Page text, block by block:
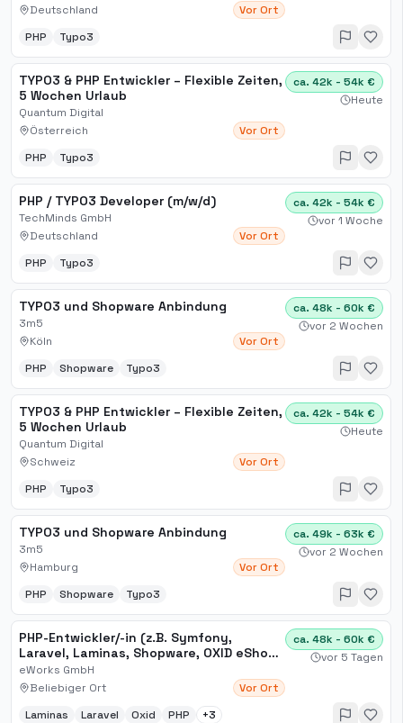
Deutschland
Vor Ort
PHP Typo3
TYPO3 & PHP Entwickler – Flexible Zeiten,
5 Wochen Urlaub
Quantum Digital
Österreich
Vor Ort
ca. 42k - 54k €
Heute
PHP Typo3
PHP / TYPO3 Developer (m/w/d)
TechMinds GmbH
Deutschland
Vor Ort
ca. 42k - 54k €
vor 1 Woche
PHP Typo3
TYPO3 und Shopware Anbindung
3m5
Köln
Vor Ort
ca. 48k - 60k €
vor 2 Wochen
PHP Shopware Typo3
TYPO3 & PHP Entwickler – Flexible Zeiten,
5 Wochen Urlaub
Quantum Digital
Schweiz
Vor Ort
ca. 42k - 54k €
Heute
PHP Typo3
TYPO3 und Shopware Anbindung
3m5
Hamburg
Vor Ort
ca. 49k - 63k €
vor 2 Wochen
PHP Shopware Typo3
PHP-Entwickler/-in (z.B. Symfony,
Laravel, Laminas, Shopware, OXID eShop,
TYPO3)
eWorks GmbH
Beliebiger Ort
Vor Ort
ca. 48k - 60k €
vor 5 Tagen
Laminas Laravel Oxid PHP +3